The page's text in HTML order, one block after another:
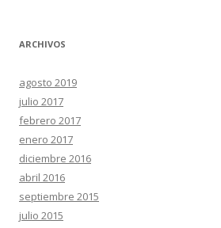
ARCHIVOS
agosto 2019
julio 2017
febrero 2017
enero 2017
diciembre 2016
abril 2016
septiembre 2015
julio 2015